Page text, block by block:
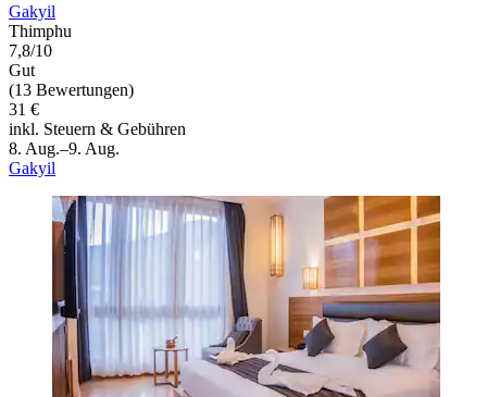
Gakyil
Thimphu
7,8/10
Gut
(13 Bewertungen)
31 €
inkl. Steuern & Gebühren
8. Aug.–9. Aug.
Gakyil